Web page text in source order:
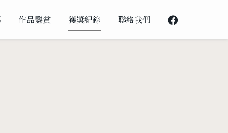
作品鑒賞 獲獎紀錄 聯絡我們